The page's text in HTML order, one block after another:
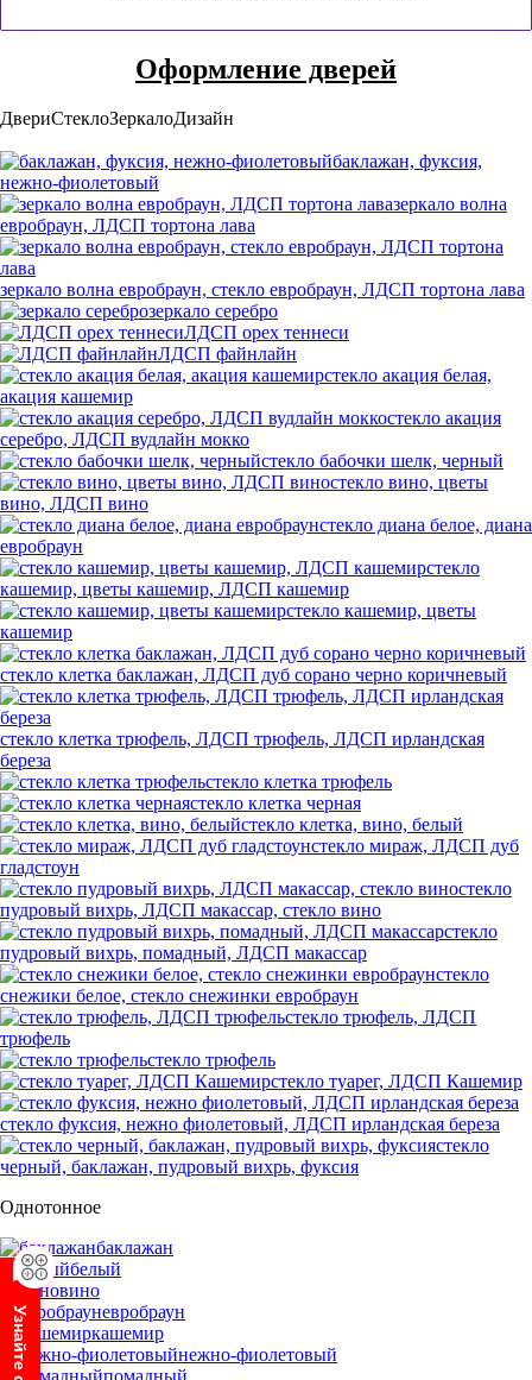
Оформление дверей
ДвериСтеклоЗеркалоДизайн
баклажан, фуксия,
нежно-фиолетовый
зеркало волна
евробраун, ЛДСП тортона лава
зеркало волна евробраун, стекло евробраун, ЛДСП тортона лава
зеркало серебро
ЛДСП орех теннеси
ЛДСП файнлайн
стекло акация белая,
акация кашемир
стекло акация
серебро, ЛДСП вудлайн мокко
стекло бабочки шелк, черный
стекло вино, цветы
вино, ЛДСП вино
стекло диана белое, диана
евробраун
стекло
кашемир, цветы кашемир, ЛДСП кашемир
стекло кашемир, цветы
кашемир
стекло клетка баклажан, ЛДСП дуб сорано черно коричневый
стекло клетка трюфель, ЛДСП трюфель, ЛДСП ирландская
береза
стекло клетка трюфель
стекло клетка черная
стекло клетка, вино, белый
стекло мираж, ЛДСП дуб
гладстоун
стекло
пудровый вихрь, ЛДСП макассар, стекло вино
стекло
пудровый вихрь, помадный, ЛДСП макассар
стекло
снежики белое, стекло снежинки евробраун
стекло трюфель, ЛДСП
трюфель
стекло трюфель
стекло туарег, ЛДСП Кашемир
стекло фуксия, нежно фиолетовый, ЛДСП ирландская береза
стекло
черный, баклажан, пудровый вихрь, фуксия
Однотонное
баклажан
белый
вино
евробраун
кашемир
нежно-фиолетовый
помадный